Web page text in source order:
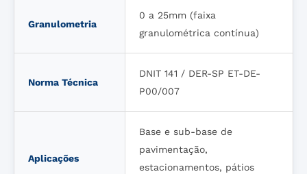
Granulometria
0 a 25mm (faixa
granulométrica contínua)
Norma Técnica
DNIT 141 / DER-SP ET-DE-
P00/007
Aplicações
Base e sub-base de
pavimentação,
estacionamentos, pátios